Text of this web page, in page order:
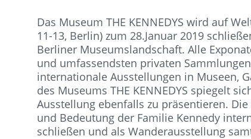
Das Museum THE KENNEDYS wird auf
11-13, Berlin) zum 28.Januar 2019
Berliner Museumslandschaft. Alle
und umfassendsten privaten
internationale Ausstellungen in Museen,
des Museums THE KENNEDYS spiegelt
Ausstellung ebenfalls zu präsentieren.
und Bedeutung der Familie Kennedy
schließen und als Wanderausstellung